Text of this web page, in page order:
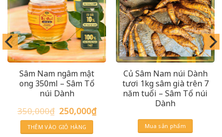
Sâm Nam ngâm mật
ong 350ml – Sâm Tổ
núi Dành
350,000₫ Giá
gốc
là:
350,000₫.
250,000₫Giá
hiện
THÊM VÀO GIỎ HÀNG
Củ Sâm Nam núi Dành
tươi 1kg sâm già trên 7
năm tuổi – Sâm Tổ núi
Dành
Mua sản phẩm